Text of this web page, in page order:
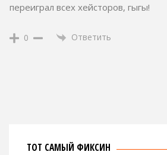
переиграл всех хейсторов, гыгы!
0 Ответить
ТОТ САМЫЙ ФИКСИН